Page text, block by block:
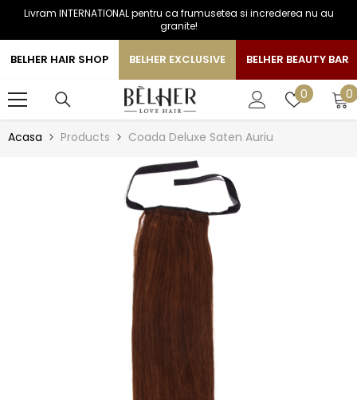
SARI LA CONTINUT
Livram INTERNATIONAL pentru ca frumusetea si increderea nu au
granite!
BELHER HAIR SHOP BELHER EXCLUSIVE BELHER BEAUTY BAR
0 Liste
00
Acasa Products Coada Deluxe Saten Auriu